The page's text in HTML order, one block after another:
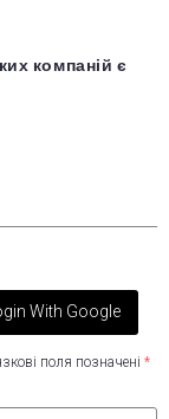
компаній є
With Google
поля позначені *